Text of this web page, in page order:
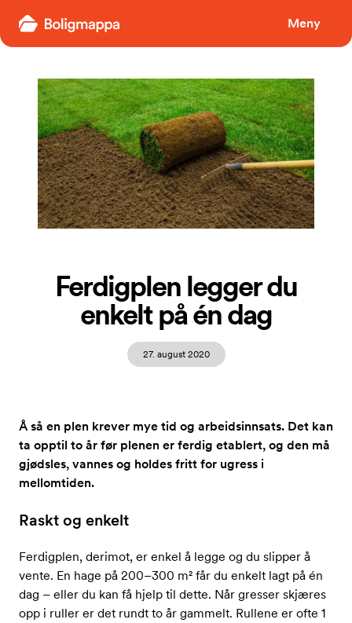
Boligmappa Meny
Ferdigplen legger du
enkelt på én dag
27. august 2020
Å så en plen krever mye tid og arbeidsinnsats. Det kan
ta opptil to år før plenen er ferdig etablert, og den må
gjødsles, vannes og holdes fritt for ugress i
mellomtiden.
Raskt og enkelt
Ferdigplen, derimot, er enkel å legge og du slipper å
vente. En hage på 200–300 m² får du enkelt lagt på én
dag – eller du kan få hjelp til dette. Når gresser skjæres
opp i ruller er det rundt to år gammelt. Rullene er ofte 1